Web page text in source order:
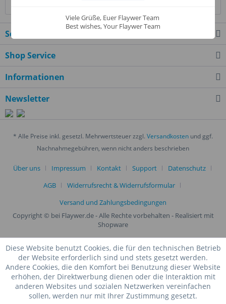
Service Hotline
Shop Service
Informationen
Newsletter
* Alle Preise inkl. gesetzl. Mehrwertsteuer zzgl. Versandkosten und ggf.
Nachnahmegebühren, wenn nicht anders beschrieben
Über uns Impressum Kontakt Support
Datenschutz
AGB
Widerrufsrecht & Widerrufsformular
Versand und Zahlungsbedingungen
Copyright © bei Flaywer.de - Alle Rechte vorbehalten - Realisiert mit
Shopware
Diese Website benutzt Cookies, die für den technischen Betrieb
der Website erforderlich sind und stets gesetzt werden.
Andere Cookies, die den Komfort bei Benutzung dieser Website
erhöhen, der Direktwerbung dienen oder die Interaktion mit
anderen Websites und sozialen Netzwerken vereinfachen
sollen, werden nur mit Ihrer Zustimmung gesetzt.
Viele Grüße, Euer Flaywer Team
Best wishes, Your Flaywer Team